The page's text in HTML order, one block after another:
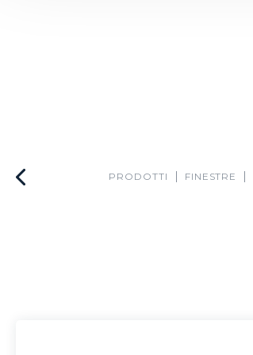
PRODOTTI FINESTRE